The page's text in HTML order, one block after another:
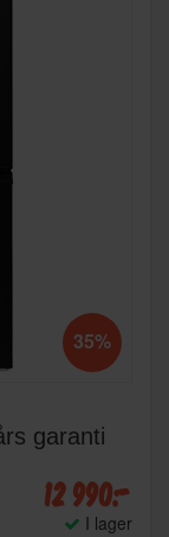
35%
garanti
12 990:-
I lager